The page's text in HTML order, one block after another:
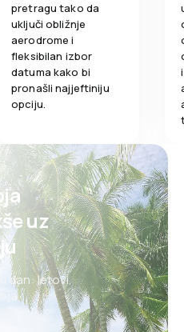
pretragu tako da
uključi obližnje
aerodrome i
fleksibilan izbor
datuma kako bi
pronašli najjeftiniju
opciju.
uz
dan: letovi,